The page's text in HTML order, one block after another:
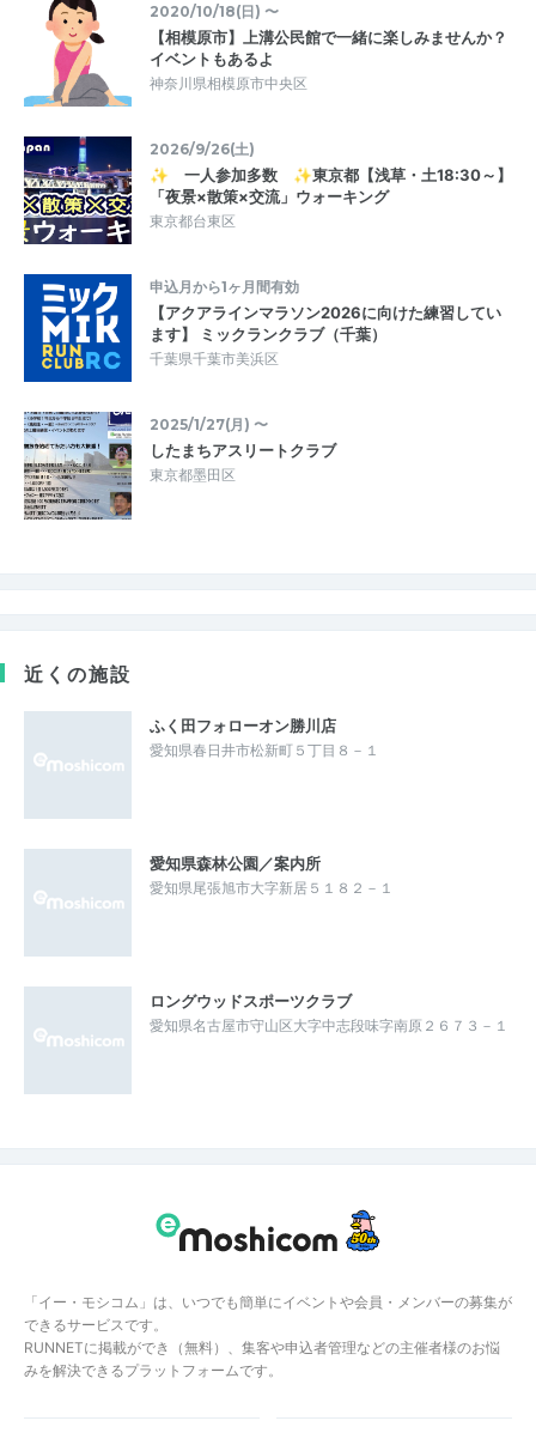
2020/10/18(日) 〜
【相模原市】上溝公民館で一緒に楽しみませんか？
イベントもあるよ
神奈川県相模原市中央区
2026/9/26(土)
✨ 一人参加多数 ✨東京都【浅草・土18:30～】
「夜景×散策×交流」ウォーキング
東京都台東区
申込月から1ヶ月間有効
【アクアラインマラソン2026に向けた練習してい
ます】 ミックランクラブ（千葉）
千葉県千葉市美浜区
2025/1/27(月) 〜
したまちアスリートクラブ
東京都墨田区
近くの施設
ふく田フォローオン勝川店
愛知県春日井市松新町５丁目８－１
愛知県森林公園／案内所
愛知県尾張旭市大字新居５１８２－１
ロングウッドスポーツクラブ
愛知県名古屋市守山区大字中志段味字南原２６７３－１
「イー・モシコム」は、いつでも簡単にイベントや会員・メンバーの募集が
できるサービスです。
RUNNETに掲載ができ（無料）、集客や申込者管理などの主催者様のお悩
みを解決できるプラットフォームです。